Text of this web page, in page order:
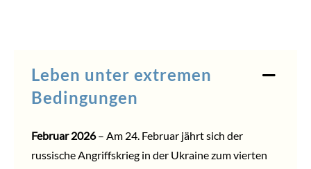
Leben unter extremen
Bedingungen
Februar 2026– Am 24. Februar jährt sich der
russische Angriffskrieg in der Ukraine zum vierten